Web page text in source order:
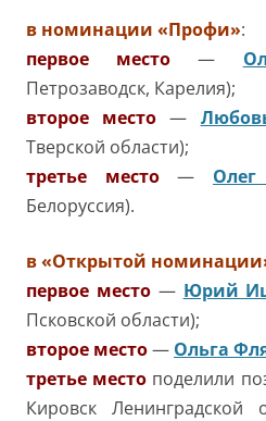
в номинации «Профи»:
первое место
—
Петрозаводск, Карелия);
второе место —
Тверской области);
третье место
—
Белоруссия).
в «Открытой
первое место — Юрий
Псковской области);
второе место— Ольга
третье место поделили
Кировск Ленинградской